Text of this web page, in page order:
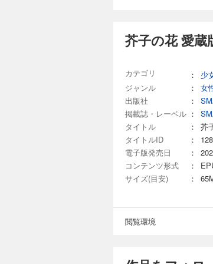
ころ
芥
日
回
岩
記、完結！ 【収録作品】 ・VOL.66「
・
芥子の花 愛蔵
カテゴリ ：
少
ジャンル
：
女
出版社
：
掲載誌・レーベル ：
タイトル
：
芥
タイトルID
：
電子版発売日
：
コンテンツ形式
：
サイズ(目安)
：
閲覧環境